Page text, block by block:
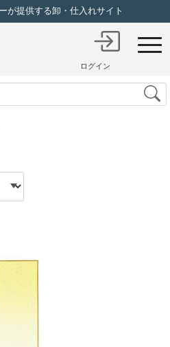
が提供する卸・仕入れサイト
ログイン